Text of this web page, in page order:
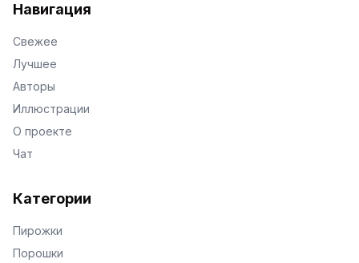
Навигация
Свежее
Лучшее
Авторы
Иллюстрации
О проекте
Чат
Категории
Пирожки
Порошки